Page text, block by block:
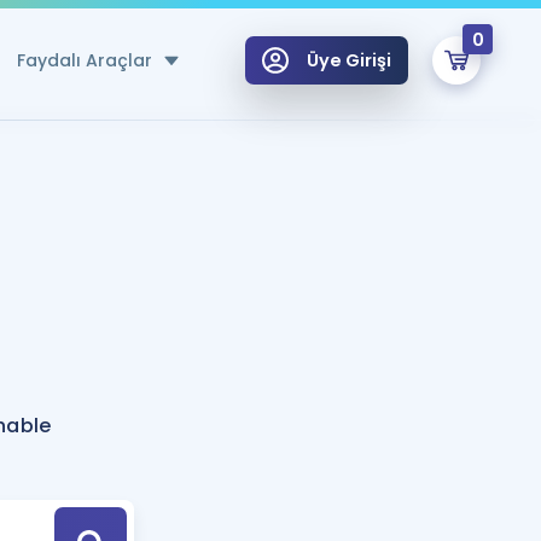
Faydalı Araçlar
Hesaplama Aracı
için Öneriler
Tek Takvimde
Üye Girişi
0
Hoca ile seni sınava hazırlayacak onlarca eğitim seni bekliyor!